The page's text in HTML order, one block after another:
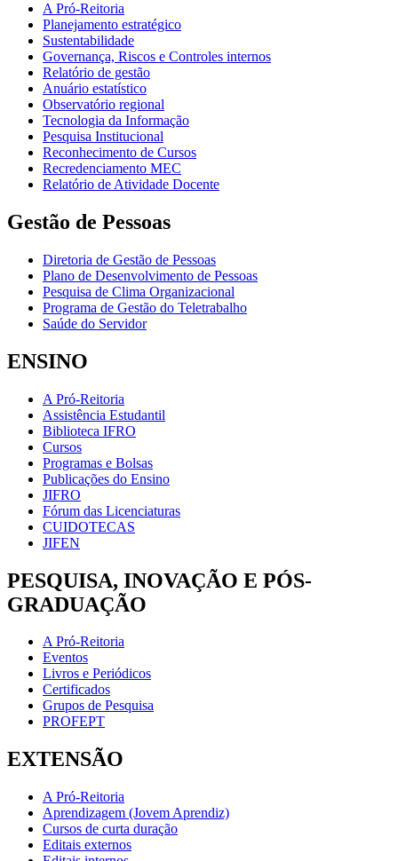
A Pró-Reitoria
Planejamento estratégico
Sustentabilidade
Governança, Riscos e Controles internos
Relatório de gestão
Anuário estatístico
Observatório regional
Tecnologia da Informação
Pesquisa Institucional
Reconhecimento de Cursos
Recredenciamento MEC
Relatório de Atividade Docente
Gestão de Pessoas
Diretoria de Gestão de Pessoas
Plano de Desenvolvimento de Pessoas
Pesquisa de Clima Organizacional
Programa de Gestão do Teletrabalho
Saúde do Servidor
ENSINO
A Pró-Reitoria
Assistência Estudantil
Biblioteca IFRO
Cursos
Programas e Bolsas
Publicações do Ensino
JIFRO
Fórum das Licenciaturas
CUIDOTECAS
JIFEN
PESQUISA, INOVAÇÃO E PÓS-
GRADUAÇÃO
A Pró-Reitoria
Eventos
Livros e Periódicos
Certificados
Grupos de Pesquisa
PROFEPT
EXTENSÃO
A Pró-Reitoria
Aprendizagem (Jovem Aprendiz)
Cursos de curta duração
Editais externos